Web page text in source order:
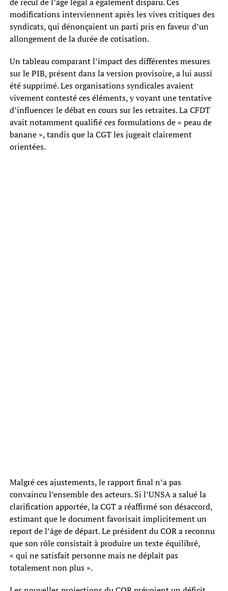
modifications interviennent après les vives critiques des
syndicats, qui dénonçaient un parti pris en faveur d’un
allongement de la durée de cotisation.
Un tableau comparant l’impact des différentes mesures
sur le PIB, présent dans la version provisoire, a lui aussi
été supprimé. Les organisations syndicales avaient
vivement contesté ces éléments, y voyant une tentative
d’influencer le débat en cours sur les retraites. La CFDT
avait notamment qualifié ces formulations de « peau de
banane », tandis que la CGT les jugeait clairement
orientées.
Malgré ces ajustements, le rapport final n’a pas
convaincu l’ensemble des acteurs. Si l’UNSA a salué la
clarification apportée, la CGT a réaffirmé son désaccord,
estimant que le document favorisait implicitement un
report de l’âge de départ. Le président du COR a reconnu
que son rôle consistait à produire un texte équilibré,
« qui ne satisfait personne mais ne déplaît pas
totalement non plus ».